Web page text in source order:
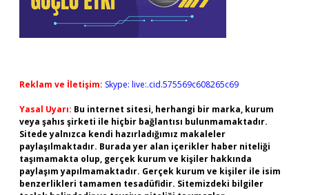
Reklam ve İletişim: Skype: live:.cid.575569c608265c69
Yasal Uyarı: Bu internet sitesi, herhangi bir marka, kurum
veya şahıs şirketi ile hiçbir bağlantısı bulunmamaktadır.
Sitede yalnızca kendi hazırladığımız makaleler
paylaşılmaktadır. Burada yer alan içerikler haber niteliği
taşımamakta olup, gerçek kurum ve kişiler hakkında
paylaşım yapılmamaktadır. Gerçek kurum ve kişiler ile isim
benzerlikleri tamamen tesadüfidir. Sitemizdeki bilgiler